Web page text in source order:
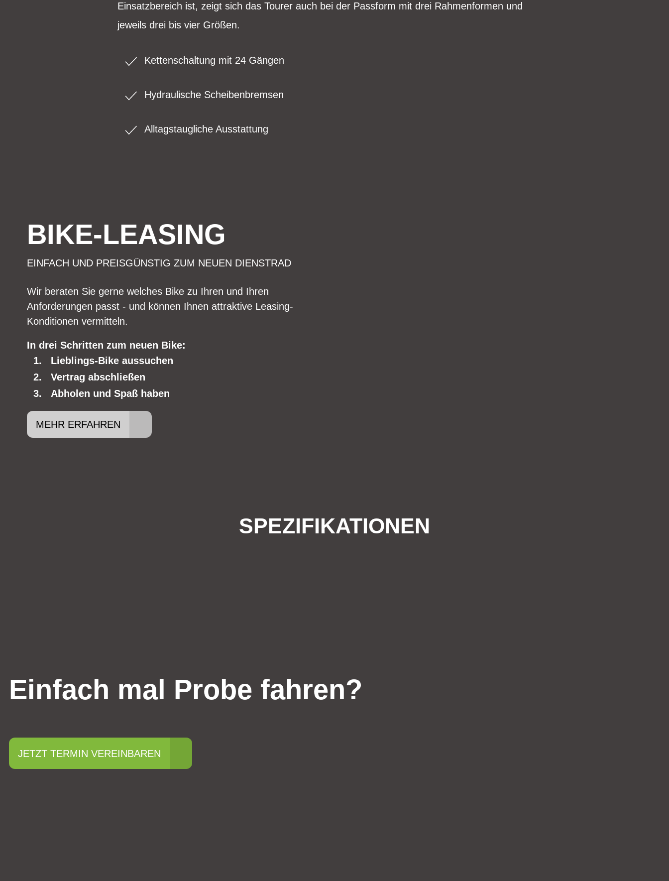
Einsatzbereich ist, zeigt sich das Tourer auch bei der Passform mit drei Rahmenformen und
jeweils drei bis vier Größen.
Kettenschaltung mit 24 Gängen
Hydraulische Scheibenbremsen
Alltagstaugliche Ausstattung
BIKE-LEASING
EINFACH UND PREISGÜNSTIG ZUM NEUEN DIENSTRAD
Wir beraten Sie gerne welches Bike zu Ihren und Ihren
Anforderungen passt - und können Ihnen attraktive Leasing-
Konditionen vermitteln.
In drei Schritten zum neuen Bike:
Lieblings-Bike aussuchen
Vertrag abschließen
Abholen und Spaß haben
MEHR ERFAHREN
SPEZIFIKATIONEN
Einfach mal Probe fahren?
JETZT TERMIN VEREINBAREN